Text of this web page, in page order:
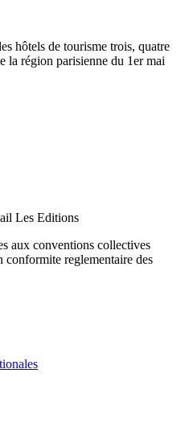
hôtels de tourisme trois, quatre
la région parisienne du 1er mai
Les Editions
aux conventions collectives
conformite reglementaire des